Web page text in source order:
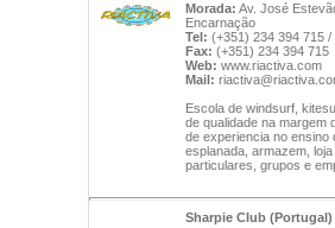
Morada: Av. José
Encarnação
Tel: (+351) 234 394 715
Fax: (+351) 234 394 715
Web: www.riactiva.com
Mail:
Escola de windsurf,
de qualidade na margem
de experiencia no ensino
esplanada, armazem,
particulares, grupos e
Sharpie Club (Portugal)